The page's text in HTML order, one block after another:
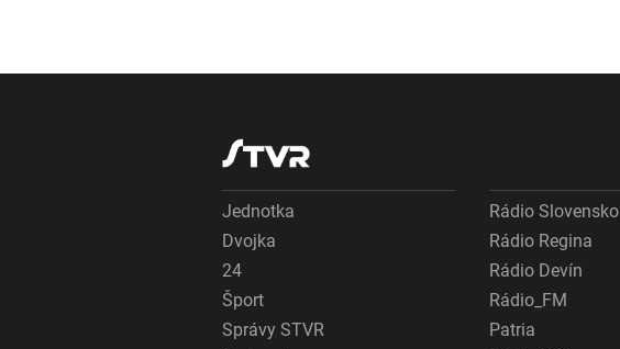
Jednotka
Dvojka
24
Šport
Správy STVR
Rádio Slovensko
Rádio Regina
Rádio Devín
Rádio_FM
Patria